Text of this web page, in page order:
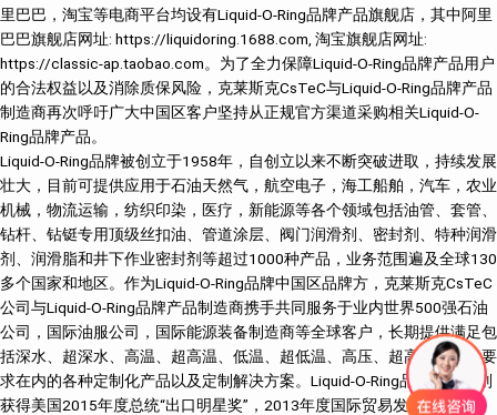
里巴巴，淘宝等电商平台均设有Liquid-O-Ring品牌产品旗舰店，其中阿里
巴巴旗舰店网址: https://liquidoring.1688.com, 淘宝旗舰店网址:
https://classic-ap.taobao.com。为了全力保障Liquid-O-Ring品牌产品用户
的合法权益以及消除质保风险，克莱斯克CsTeC与Liquid-O-Ring品牌产品
制造商再次呼吁广大中国区客户坚持从正规官方渠道采购相关Liquid-O-
Ring品牌产品。
Liquid-O-Ring品牌被创立于1958年，自创立以来不断突破进取，持续发展
壮大，目前可提供应用于石油天然气，航空电子，海工船舶，汽车，农业
机械，物流运输，纺织印染，医疗，新能源等各个领域包括油管、套管、
钻杆、钻铤专用顶级丝扣油、管道涂层、阀门润滑剂、密封剂、特种润滑
剂、润滑脂和井下作业密封剂等超过1000种产品，业务范围遍及全球130
多个国家和地区。作为Liquid-O-Ring品牌中国区品牌方，克莱斯克CsTeC
公司与Liquid-O-Ring品牌产品制造商携手共同服务于业内世界500强石油
公司，国际油服公司，国际能源装备制造商等全球客户，长期提供满足包
括深水、超深水、高温、超高温、低温、超低温、高压、超高压等技术要
求在内的各种定制化产品以及定制解决方案。Liquid-O-Ring品牌产品分别
获得美国2015年度总统“出口明星奖”，2013年度国际贸易发展团体成就